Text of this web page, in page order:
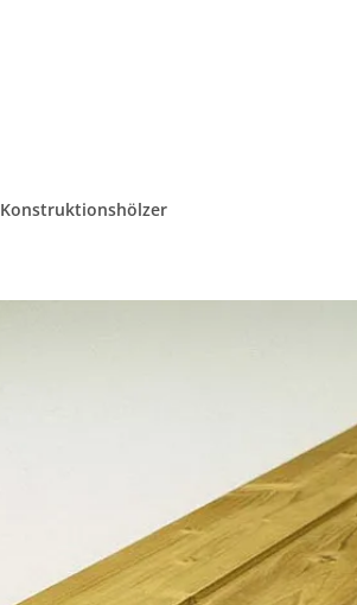
Konstruktionshölzer